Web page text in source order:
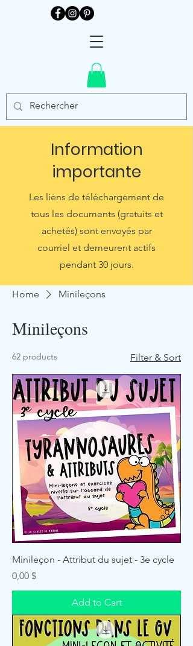
Information
importante
Les liens de téléchargement de
tous les documents (gratuits et
achetés) sont envoyés par
courriel et demeurent actifs
pendant 30 jours.​
Home Minileçons
Minileçons
62 products Filter & Sort
Minileçon - Attribut du sujet - 3e cycle
Price
0,00 $
Add to Cart